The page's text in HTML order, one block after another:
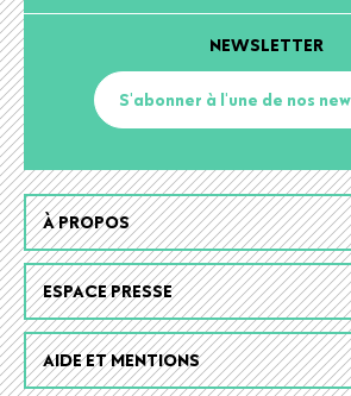
NEWSLETTER
S'abonner à l'une de nos
Footer
menu
À PROPOS
ESPACE PRESSE
AIDE ET MENTIONS